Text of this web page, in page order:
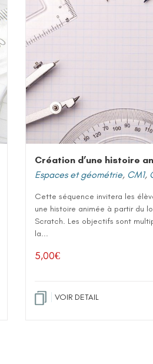
Création d’une histoire
Espaces et géométrie, CM1,
Cette séquence invitera les
une histoire animée à partir du
Scratch. Les objectifs sont
la...
5,00€
VOIR DETAIL